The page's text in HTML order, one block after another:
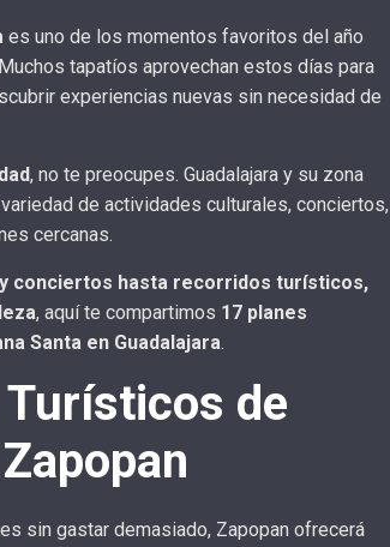
es uno de los momentos favoritos del año
tapatíos aprovechan estos días para
experiencias nuevas sin necesidad de
, no te preocupes. Guadalajara y su zona
de actividades culturales, conciertos,
cercanas.
conciertos hasta recorridos turísticos,
, aquí te compartimos 17 planes
Santa en Guadalajara.
de
sin gastar demasiado, Zapopan ofrecerá